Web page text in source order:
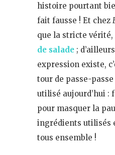
histoire pourtant
fait fausse ! Et chez
que la stricte vérité,
de salade ;
expression existe,
tour de passe-
utilisé aujourd’hui :
pour masquer la
ingrédients utilisés
tous ensemble !